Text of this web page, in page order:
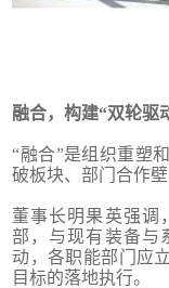
融合，构建“双轮驱
“融合”是组织重塑
破板块、部门合作
董事长明果英强调
部，与现有装备与
动，各职能部门应
目标的落地执行。